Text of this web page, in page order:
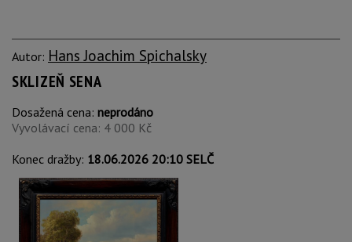
Autor: Hans Joachim Spichalsky
SKLIZEŇ SENA
Dosažená cena: neprodáno
Vyvolávací cena: 4 000 Kč
Konec dražby: 18.06.2026 20:10 SELČ